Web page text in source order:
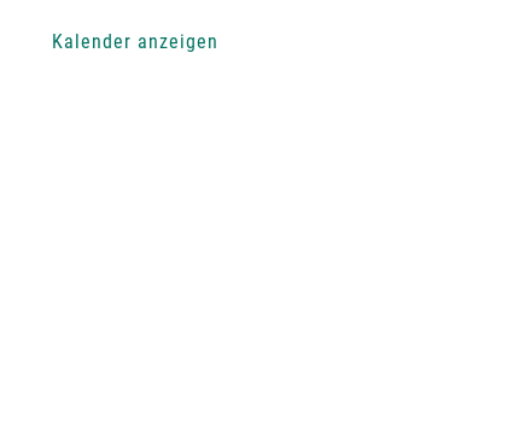
Kalender anzeigen